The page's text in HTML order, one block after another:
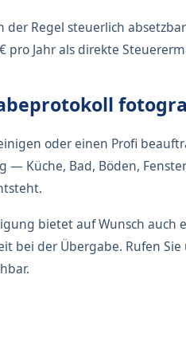
der Regel steuerlich
pro Jahr als direkte
oder einen Profi
— Küche, Bad, Böden,
bietet auf Wunsch
bei der Übergabe. Rufen